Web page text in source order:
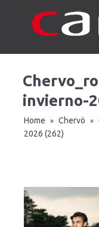
invierno-
Home » Chervò »
2026 (262)